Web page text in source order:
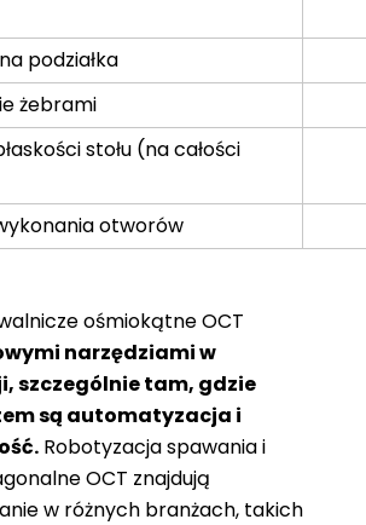
podziałka
żebrami
stołu (na całości
otworów
ośmiokątne OCT
narzędziami w
szczególnie tam, gdzie
są automatyzacja i
Robotyzacja spawania i
OCT znajdują
w różnych branżach, takich